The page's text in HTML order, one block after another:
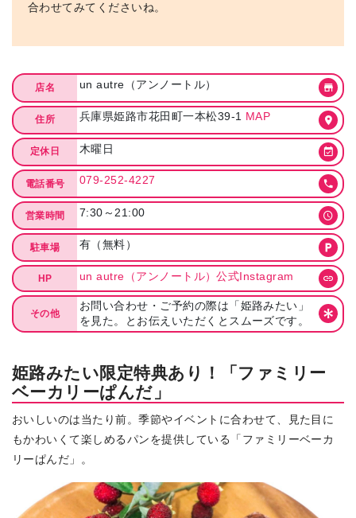
合わせてみてくださいね。
店名 un autre（アンノートル）
住所 兵庫県姫路市花田町一本松39-1 MAP
定休日 木曜日
電話番号 079-252-4227
営業時間 7:30～21:00
駐車場 有（無料）
HP un autre（アンノートル）公式Instagram
その他
お問い合わせ・ご予約の際は「姫路みたい」
を見た。とお伝えいただくとスムーズです。
姫路みたい限定特典あり！「ファミリー
ベーカリーぱんだ」
おいしいのは当たり前。季節やイベントに合わせて、見た目に
もかわいくて楽しめるパンを提供している「ファミリーベーカ
リーぱんだ」。